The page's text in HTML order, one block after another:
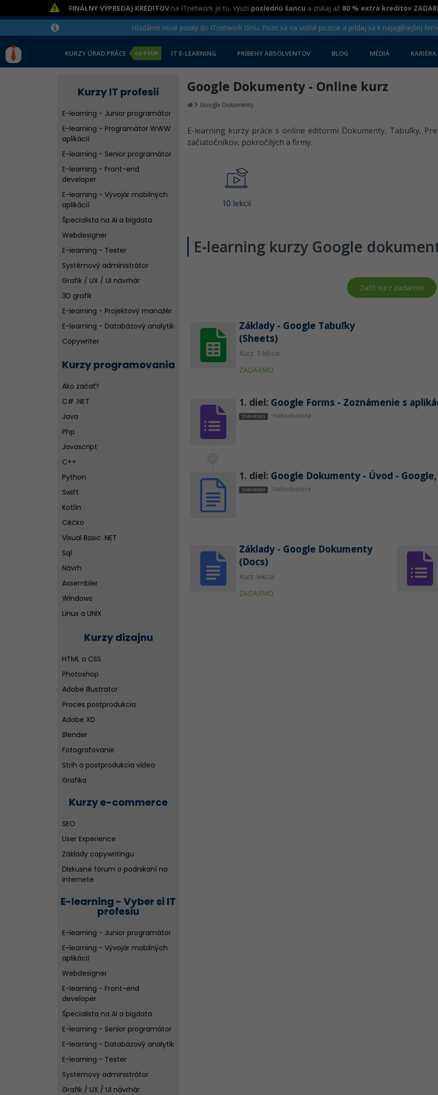
FINÁLNY VÝPREDAJ KREDITOV na ITnetwork je tu. Využi poslednú šancu a získaj až 80 % extra kreditov
Hľadáme nové posily do ITnetwork tímu. Pozri sa na voľné pozície a pridaj sa k najagilnejšej
KURZY ÚRAD PRÁCE od 0 EUR IT E-LEARNING PRÍBEHY ABSOLVENTOV BLOG MÉDIÁ KARIÉRA
Kurzy IT profesií
E-learning - Junior programátor
E-learning - Programátor WWW
aplikácií
E-learning - Senior programátor
E-learning - Front-end
developer
E-learning - Vývojár mobilných
aplikácií
Špecialista na AI a bigdata
Webdesigner
E-learning - Tester
Systémový administrátor
Grafik / UX / UI návrhár
3D grafik
E-learning - Projektový manažér
E-learning - Databázový analytik
Copywriter
SEO špecialistov
Kurzy programovania
Ako začať?
C# .NET
Java
Php
Javascript
C++
Python
Swift
Kotlín
Céčko
Visual Basic .NET
Sql
Návrh
Assembler
Windows
Linux a UNIX
Ďalšie vývojové nástroje pre
tvorbu aplikácií
Diskusné fórum o programovaní
Kurzy dizajnu
HTML a CSS
Photoshop
Adobe Illustrator
Proces postprodukcia
Adobe XD
Blender
Fotografovanie
Strih a postprodukcia videa
Grafika
Kurzy e-commerce
SEO
User Experience
Základy copywritingu
Diskusné fórum o podnikaní na
internete
E-learning - Vyber si IT
profesiu
E-learning - Junior programátor
E-learning - Vývojár mobilných
aplikácií
Webdesigner
E-learning - Front-end
developer
Špecialista na AI a bigdata
E-learning - Senior programátor
E-learning - Databázový analytik
E-learning - Tester
Systémový administrátor
Grafik / UX / UI návrhár
Google Dokumenty - Online kurz
Google Dokumenty
E-learning kurzy práce s online editormi Dokumenty, Tabuľky,
začiatočníkov, pokročilých a firmy.
10 lekcií
E-learning kurzy Google
Začít kurz zadarmo
Základy - Google Tabuľky
(Sheets)
Kurz: 3 lekcie
ZADARMO
1. diel: Google Forms - Zoznámenie s
ZADARMO Nehodnotené
1. diel: Google Dokumenty - Úvod - Google,
ZADARMO Nehodnotené
Základy - Google Dokumenty
(Docs)
Kurz: lekcia
ZADARMO